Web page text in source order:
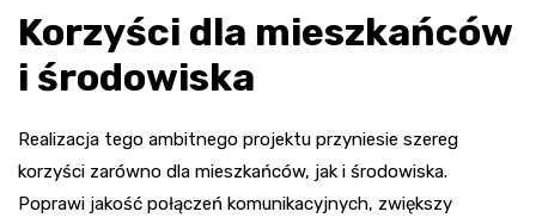
Korzyści dla mieszkańców
i środowiska
Realizacja tego ambitnego projektu przyniesie szereg
korzyści zarówno dla mieszkańców, jak i środowiska.
Poprawi jakość połączeń komunikacyjnych, zwiększy